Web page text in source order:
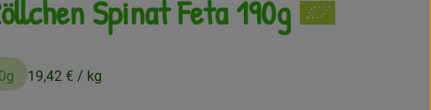
Spinat Feta 190g
19,42 € / kg